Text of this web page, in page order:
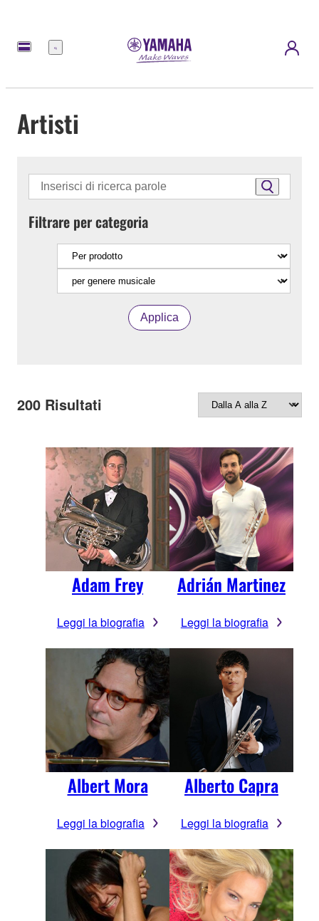
Menu
Artisti
Filtrare per categoria
Applica
200 Risultati
Adam Frey
Leggi la biografia
Adrián Martinez
Leggi la biografia
Albert Mora
Leggi la biografia
Alberto Capra
Leggi la biografia